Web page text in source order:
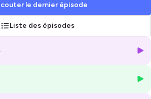
d'apprentissage efficaces, de mémoire
plus vite et travailler plus
le dernier épisode
Liste des épisodes